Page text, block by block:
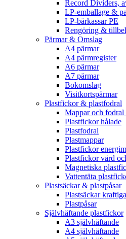
Record Dividers,
LP-emballage &
LP-bärkassar PE
Rengöring &
Pärmar & Omslag
A4 pärmar
A4 pärmregister
A6 pärmar
A7 pärmar
Bokomslag
Visitkortspärmar
Plastfickor & plastfodral
Mappar och
Plastfickor hålade
Plastfodral
Plastmappar
Plastfickor
Plastfickor vård
Magnetiska
Vattentäta
Plastsäckar & plastpåsar
Plastsäckar kraftiga
Plastpåsar
Självhäftande plastfickor
A3 självhäftande
A4 självhäftande